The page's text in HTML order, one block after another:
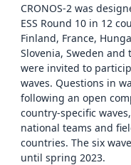
CRONOS-2 was
ESS Round 10 in 12
Finland, France,
Slovenia, Sweden
were invited to
waves. Questions in
following an open
country-specific
national teams and
countries. The six
until spring 2023.